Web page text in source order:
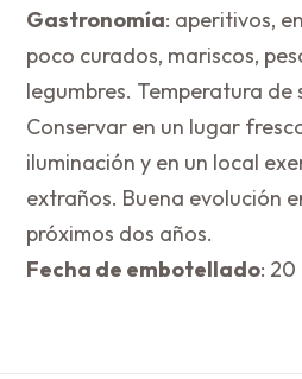
Gastronomía: aperitivos,
poco curados, mariscos,
legumbres. Temperatura de
Conservar en un lugar
iluminación y en un local
extraños. Buena evolución
próximos dos años.
Fecha de embotellado: